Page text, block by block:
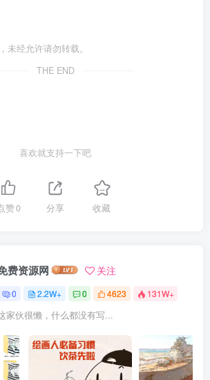
未经允许请勿转载。
THE END
喜欢就支持一下吧
赞0 分享 收藏
费资源网 关注
0 2.2W+ 0 4623 131W+
家伙很懒，什么都没有写...